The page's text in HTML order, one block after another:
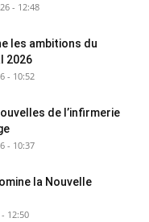
- 12:48
les ambitions du
2026
- 10:52
de l’infirmerie
- 10:37
la Nouvelle
12:50